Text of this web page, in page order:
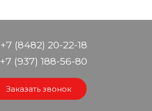
+7 (8482) 20-22-18
+7 (937) 188-56-80
Заказать звонок